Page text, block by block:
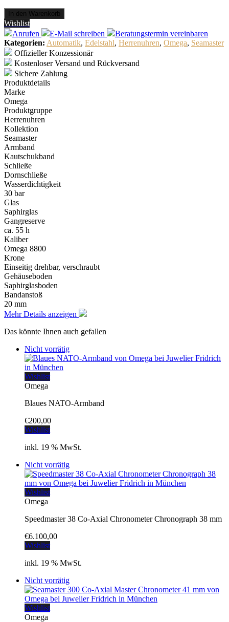
Seamaster
Diver
300M
Co-
Axial
Master
Chronometer
42
mm
Menge
In den Warenkorb
Wishlist
Anrufen
E-Mail schreiben Beratungstermin vereinbaren
Kategorien: Automatik, Edelstahl, Herrenuhren, Omega, Seamaster
Offizieller Konzessionär
Kostenloser Versand und Rückversand
Sichere Zahlung
Produktdetails
Marke
Omega
Produktgruppe
Herrenuhren
Kollektion
Seamaster
Armband
Kautschukband
Schließe
Dornschließe
Wasserdichtigkeit
30 bar
Glas
Saphirglas
Gangreserve
ca. 55 h
Kaliber
Omega 8800
Krone
Einseitig drehbar, verschraubt
Gehäuseboden
Saphirglasboden
Bandanstoß
20 mm
Mehr Details anzeigen
Das könnte Ihnen auch gefallen
Nicht vorrätig
Wishlist
Omega
Blaues NATO-Armband
€200,00
Wishlist
inkl. 19 % MwSt.
Nicht vorrätig
Wishlist
Omega
Speedmaster 38 Co-Axial Chronometer Chronograph 38 mm
€6.100,00
Wishlist
inkl. 19 % MwSt.
Nicht vorrätig
Wishlist
Omega